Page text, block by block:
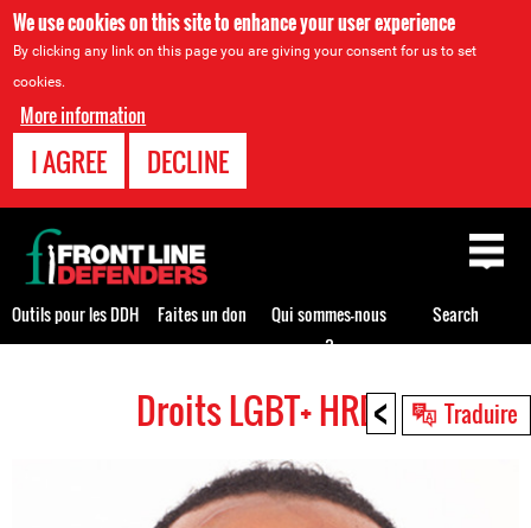
We use cookies on this site to enhance your user experience
By clicking any link on this page you are giving your consent for us to set
cookies.
More information
I AGREE DECLINE
< Traduire
Droits LGBT+ HRDs
Back
to
top
Outils pour les DDH Faites un don
Qui sommes-nous
?
Search